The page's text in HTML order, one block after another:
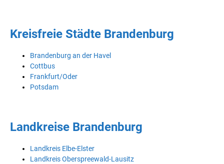
Kreisfreie Städte Brandenburg
Brandenburg an der Havel
Cottbus
Frankfurt/Oder
Potsdam
Landkreise Brandenburg
Landkreis Elbe-Elster
Landkreis Oberspreewald-Lausitz